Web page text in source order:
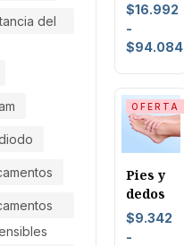
del
$16.992
-
$94.084
OFERTA
Pies y
dedos
$9.342
-